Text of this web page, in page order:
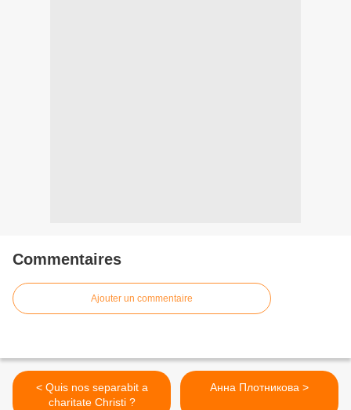
Commentaires
Ajouter un commentaire
< Quis nos separabit a
charitate Christi ?
Анна Плотникова >